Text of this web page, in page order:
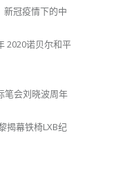
新冠疫情下的中
2020诺贝尔和平
笔会刘晓波周年
揭幕铁椅LXB纪